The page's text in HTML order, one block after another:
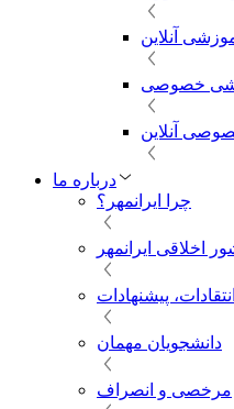
آنلاین
خصوصی
آنلاین
درباره ما
چرا ایرانمهر؟
اخلاقی ایرانمهر
انتقادات، پیشنهادات
دانشجویان مهمان
مرخصی و انصراف